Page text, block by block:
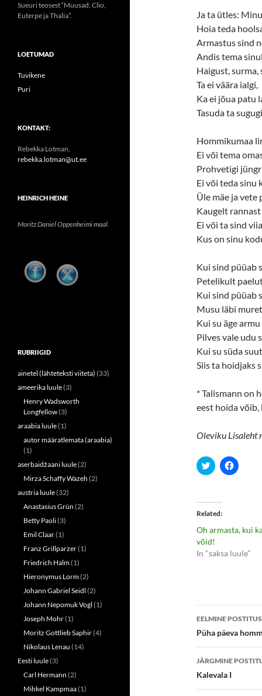
Ja ta ütles:
Hoia teda
Armastus sind
Andis tema
Haigust, surma,
Ta ei väära ialgi,
Ka ei jõua patu
Tasuda ta
Hommikumaa
Ei või tema
Prohvetigi
Ei või teda sinu
Üle mäe ja vete
Kaugelt
Ei või ta sind
Kus on sinu
Kui sind püüab
Petelikult
Kui sind püüab
Musu läbi
Kui su äge
Pilves vale udu
Kui su süda
Siis ta hoidjaks
* Talismann on
eest hoida võib,
Oleviku Lisaleht
C
l
t
o
s
a
r
e
o
e
r
(
O
p
e
s
n
e
C
l
a
o
o
o
k
(
O
p
n
n
Related
Oh armasta, kui
võid!
In "saksa luule"
Postituste
töölaud
EELMINE POSTITUS
Püha päeva
JÄRGMINE
Kalevala I
Sueuri teosest “Muusad: Clio,
Euterpe ja Thalia”.
LOETUMAD
Tuvikene
Puri
KONTAKT:
Rebekka Lotman,
rebekka.lotman@ut.ee
HEINRICH HEINE
Moritz Daniel Oppenheimi maal.
RUBRIIGID
ainetel (lähteteksti viiteta) (33)
ameerika luule(3)
Henry Wadsworth
Longfellow(3)
araabia luule(1)
autor määratlemata (araabia)
(1)
aserbaidžaani luule(2)
Mirza Schaffy Wazeh (2)
austria luule(32)
Anastasius Grün (2)
Betty Paoli(3)
Emil Claar(1)
Franz Grillparzer(1)
Friedrich Halm(1)
Hieronymus Lorm(2)
Johann Gabriel Seidl (2)
Johann Nepomuk Vogl (1)
Joseph Mohr(1)
Moritz Gottlieb Saphir(4)
Nikolaus Lenau (14)
Eesti luule(3)
Carl Hermann (2)
Mihkel Kampmaa(1)